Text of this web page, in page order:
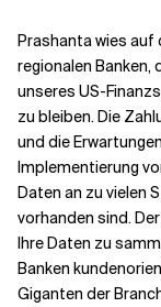
Prashanta wies auf
regionalen Banken,
unseres US-
zu bleiben. Die
und die
Implementierung
Daten an zu vielen
vorhanden sind.
Ihre Daten zu
Banken
Giganten der